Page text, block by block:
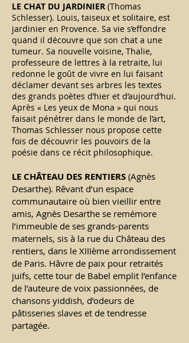
LE CHAT DU JARDINIER (Thomas
Schlesser). Louis, taiseux et solitaire, est
jardinier en Provence. Sa vie s’effondre
quand il découvre que son chat a une
tumeur. Sa nouvelle voisine, Thalie,
professeure de lettres à la retraite, lui
redonne le goût de vivre en lui faisant
déclamer devant ses arbres les textes
des grands poètes d’hier et d’aujourd’hui.
Après « Les yeux de Mona » qui nous
faisait pénétrer dans le monde de l’art,
Thomas Schlesser nous propose cette
fois de découvrir les pouvoirs de la
poésie dans ce récit philosophique.
LE CHÂTEAU DES RENTIERS (Agnès
Desarthe). Rêvant d’un espace
communautaire où bien vieillir entre
amis, Agnès Desarthe se remémore
l’immeuble de ses grands-parents
maternels, sis à la rue du Château des
rentiers, dans le XIIIème arrondissement
de Paris. Hâvre de paix pour retraités
juifs, cette tour de Babel emplit l’enfance
de l’auteure de voix passionnées, de
chansons yiddish, d’odeurs de
pâtisseries slaves et de tendresse
partagée.